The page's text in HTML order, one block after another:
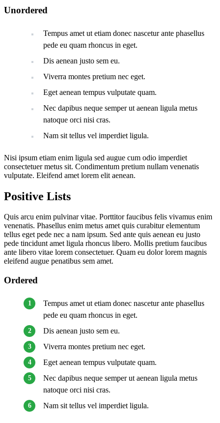
Unordered
Tempus amet ut etiam donec nascetur ante phasellus
pede eu quam rhoncus in eget.
Dis aenean justo sem eu.
Viverra montes pretium nec eget.
Eget aenean tempus vulputate quam.
Nec dapibus neque semper ut aenean ligula metus
natoque orci nisi cras.
Nam sit tellus vel imperdiet ligula.
Nisi ipsum etiam enim ligula sed augue cum odio imperdiet
consectetuer metus sit. Condimentum pretium nullam venenatis
vulputate. Eleifend amet lorem elit aenean.
Positive Lists
Quis arcu enim pulvinar vitae. Porttitor faucibus felis vivamus enim
venenatis. Phasellus enim metus amet quis curabitur elementum
tellus eget pede nec a nam ipsum. Sed ante quis aenean eu justo
pede tincidunt amet ligula rhoncus libero. Mollis pretium faucibus
ante libero vitae lorem consectetuer. Quam eu dolor lorem magnis
eleifend augue penatibus sem amet.
Ordered
Tempus amet ut etiam donec nascetur ante phasellus
pede eu quam rhoncus in eget.
Dis aenean justo sem eu.
Viverra montes pretium nec eget.
Eget aenean tempus vulputate quam.
Nec dapibus neque semper ut aenean ligula metus
natoque orci nisi cras.
Nam sit tellus vel imperdiet ligula.